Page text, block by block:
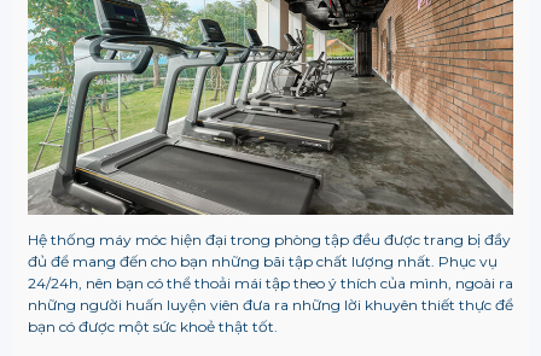
Hệ thống máy móc hiện đại trong phòng tập đều được trang bị đầy
đủ để mang đến cho bạn những bãi tập chất lượng nhất. Phục vụ
24/24h, nên bạn có thể thoải mái tập theo ý thích của mình, ngoài ra
những người huấn luyện viên đưa ra những lời khuyên thiết thực để
bạn có được một sức khoẻ thật tốt.